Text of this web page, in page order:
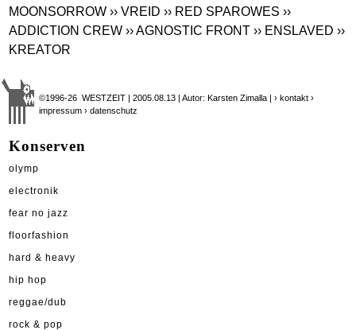
MOONSORROW ›› VREID ›› RED SPAROWES ››
ADDICTION CREW ›› AGNOSTIC FRONT ›› ENSLAVED ››
KREATOR
©1996-26 WESTZEIT | 2005.08.13 | Autor: Karsten Zimalla |› kontakt ›
impressum › datenschutz
Konserven
olymp
electronik
fear no jazz
floorfashion
hard & heavy
hip hop
reggae/dub
rock & pop